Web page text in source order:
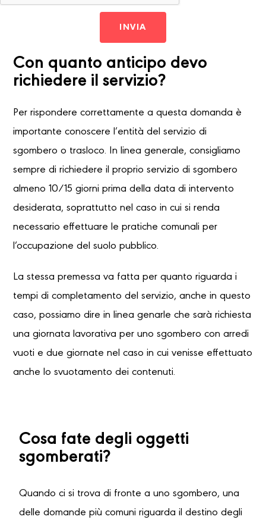
INVIA
Con quanto anticipo devo
richiedere il servizio?
Per rispondere correttamente a questa domanda è
importante conoscere l’entità del servizio di
sgombero o trasloco. In linea generale, consigliamo
sempre di richiedere il proprio servizio di sgombero
almeno 10/15 giorni prima della data di intervento
desiderata, soprattutto nel caso in cui si renda
necessario effettuare le pratiche comunali per
l’occupazione del suolo pubblico.
La stessa premessa va fatta per quanto riguarda i
tempi di completamento del servizio, anche in questo
caso, possiamo dire in linea genarle che sarà richiesta
una giornata lavorativa per uno sgombero con arredi
vuoti e due giornate nel caso in cui venisse effettuato
anche lo svuotamento dei contenuti.
Cosa fate degli oggetti
sgomberati?
Quando ci si trova di fronte a uno sgombero, una
delle domande più comuni riguarda il destino degli